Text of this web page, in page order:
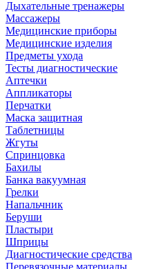
Дыхательные тренажеры
Массажеры
Медицинские приборы
Медицинские изделия
Предметы ухода
Тесты диагностические
Аптечки
Аппликаторы
Перчатки
Маска защитная
Таблетницы
Жгуты
Спринцовка
Бахилы
Банка вакуумная
Грелки
Напальчник
Беруши
Пластыри
Шприцы
Диагностические средства
Перевязочные материалы